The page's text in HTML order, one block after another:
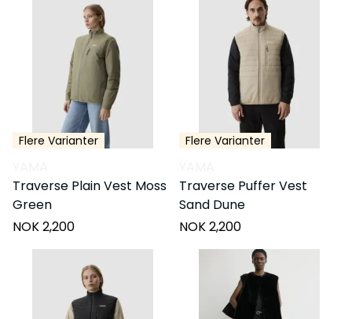
Flere Varianter
Traverse Plain Vest Moss
Green
NOK 2,200
Flere Varianter
Traverse Puffer Vest
Sand Dune
NOK 2,200